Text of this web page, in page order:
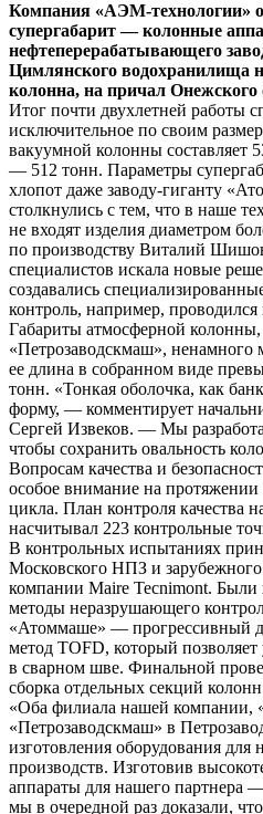
Компания «АЭМ-технологии»
супергабарит — колонные
нефтеперерабатывающего
Цимлянского водохранилища
колонна, на причал
Итог почти двухлетней работы
исключительное по своим
вакуумной колонны составляет
— 512 тонн. Параметры
хлопот даже заводу-гиганту
столкнулись с тем, что в наше
не входят изделия диаметром
по производству Виталий
специалистов искала новые
создавались
контроль, например,
Габариты атмосферной
«Петрозаводскмаш»,
ее длина в собранном виде
тонн. «Тонкая оболочка, как
форму, — комментирует
Сергей Извеков. — Мы
чтобы сохранить овальность
Вопросам качества и
особое внимание на протяжении
цикла. План контроля качества
насчитывал 223 контрольные
В контрольных испытаниях
Московского НПЗ и
компании Maire Tecnimont.
методы неразрушающего
«Атоммаше» — прогрессивный
метод TOFD, который
в сварном шве. Финальной
сборка отдельных секций
«Оба филиала нашей компании,
«Петрозаводскмаш» в
изготовления оборудования
производств. Изготовив
аппараты для нашего партнера
мы в очередной раз доказали,